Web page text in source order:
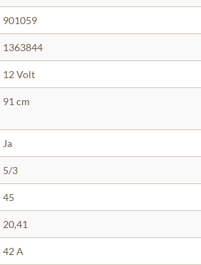
901059
1363844
12 Volt
91 cm
Ja
5/3
45
20,41
42 A